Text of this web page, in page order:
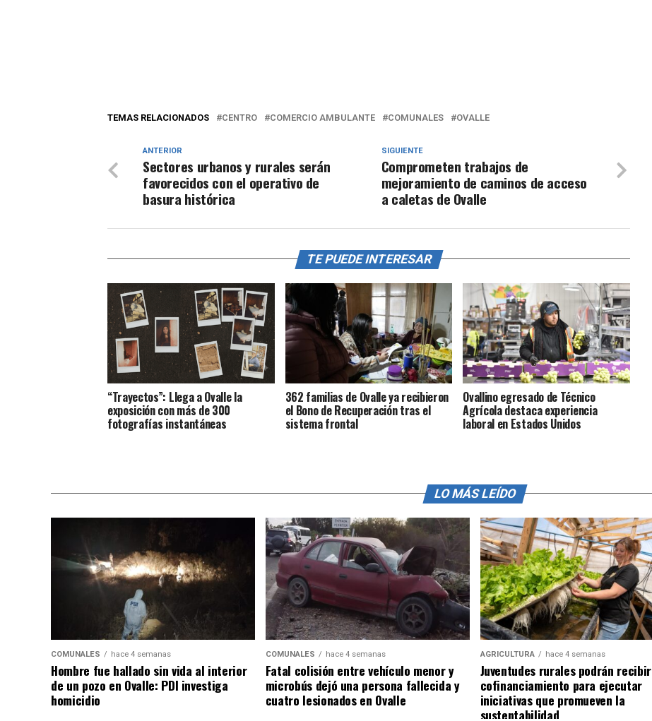
TEMAS RELACIONADOS CENTRO COMERCIO AMBULANTE COMUNALES OVALLE
SIGUIENTE
Comprometen trabajos de
mejoramiento de caminos de acceso
a caletas de Ovalle
ANTERIOR
Sectores urbanos y rurales serán
favorecidos con el operativo de
basura histórica
TE PUEDE INTERESAR
“Trayectos”: Llega a Ovalle la
exposición con más de 300
fotografías instantáneas
362 familias de Ovalle ya recibieron
el Bono de Recuperación tras el
sistema frontal
Ovallino egresado de Técnico
Agrícola destaca experiencia
laboral en Estados Unidos
LO MÁS LEÍDO
COMUNALES hace 4 semanas
Hombre fue hallado sin vida al interior
de un pozo en Ovalle: PDI investiga
homicidio
COMUNALES hace 4 semanas
Fatal colisión entre vehículo menor y
microbús dejó una persona fallecida y
cuatro lesionados en Ovalle
AGRICULTURA hace 4 semanas
Juventudes rurales podrán recibir
cofinanciamiento para ejecutar
iniciativas que promueven la
sustentabilidad